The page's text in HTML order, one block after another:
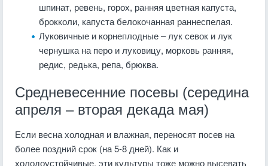
шпинат, ревень, горох, ранняя цветная капуста,
брокколи, капуста белокочанная раннеспелая.
Луковичные и корнеплодные – лук севок и лук
чернушка на перо и луковицу, морковь ранняя,
редис, редька, репа, брюква.
Средневесенние посевы (середина
апреля – вторая декада мая)
Если весна холодная и влажная, переносят посев на
более поздний срок (на 5-8 дней). Как и
холодоустойчивые, эти культуры тоже можно высевать